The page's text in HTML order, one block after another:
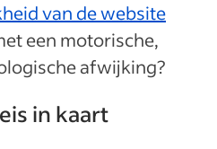
van de website
een motorische,
afwijking?
in kaart